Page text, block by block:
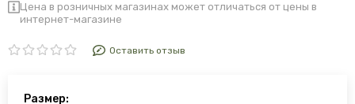
Цена в розничных магазинах может отличаться от цены в
интернет-магазине
Оставить отзыв
Размер: